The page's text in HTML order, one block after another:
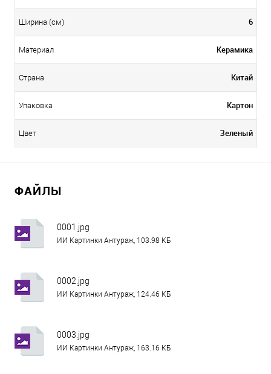
Ширина (см) 6
Материал Керамика
Страна Китай
Упаковка Картон
Цвет Зеленый
ФАЙЛЫ
0001.jpg
ИИ Картинки Антураж, 103.98 КБ
0002.jpg
ИИ Картинки Антураж, 124.46 КБ
0003.jpg
ИИ Картинки Антураж, 163.16 КБ